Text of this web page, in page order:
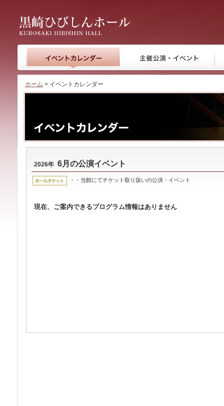
黒崎ひびしんホール
ホーム > イベントカレンダー
2026年 6月の公演イベント
・・当館にてチケット取り扱いの公演・イベント
現在、ご案内できるプログラム情報はありません